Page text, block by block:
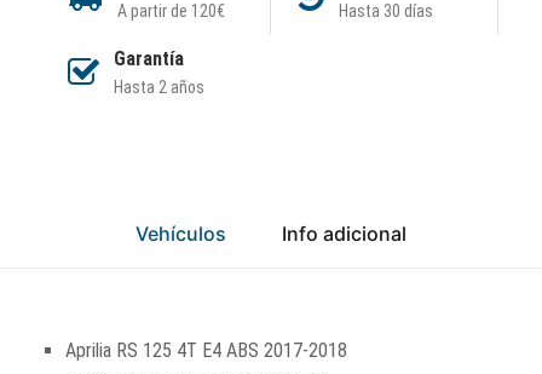
A partir de 120€ Hasta 30 días
Garantía
Hasta 2 años
Vehículos Info adicional
Aprilia RS 125 4T E4 ABS 2017-2018